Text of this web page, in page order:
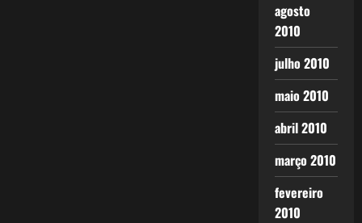
agosto
2010
julho 2010
maio 2010
abril 2010
março 2010
fevereiro
2010